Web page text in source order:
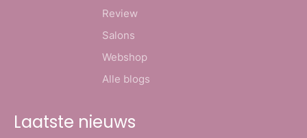
Review
Salons
Webshop
Alle blogs
Laatste nieuws